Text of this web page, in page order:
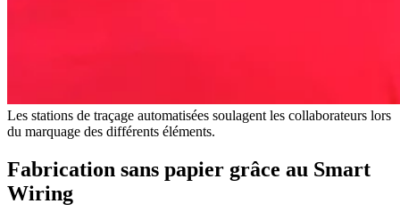
Les stations de traçage automatisées soulagent les collaborateurs lors
du marquage des différents éléments.
Fabrication sans papier grâce au Smart
Wiring